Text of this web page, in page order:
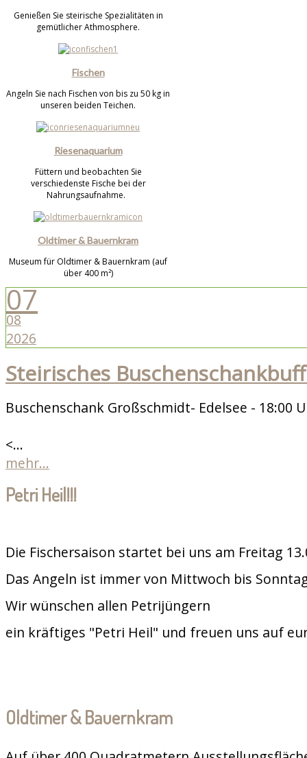
Genießen Sie steirische Spezialitäten in
gemütlicher Athmosphere.
Fischen
Angeln Sie nach Fischen von bis zu 50 kg in
unseren beiden Teichen.
Riesenaquarium
Füttern und beobachten Sie
verschiedenste Fische bei der
Nahrungsaufnahme.
Oldtimer & Bauernkram
Museum für Oldtimer & Bauernkram (auf
über 400 m²)
07
08
2026
Steirisches
Buschenschank Großschmidt- Edelsee - 18:00
<...
mehr...
Petri Heil!!!
Die Fischersaison startet bei uns am Freitag
Das Angeln ist immer von Mittwoch bis
Wir wünschen allen Petrijüngern
ein kräftiges "Petri Heil" und freuen uns auf
Oldtimer & Bauernkram